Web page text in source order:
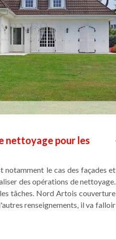
nettoyage pour les
notamment le cas des façades et
des opérations de nettoyage.
tâches. Nord Artois couverture
renseignements, il va falloir